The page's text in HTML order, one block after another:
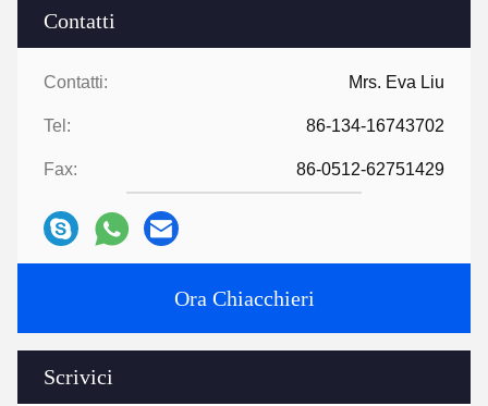
Contatti
Contatti: Mrs. Eva Liu
Tel: 86-134-16743702
Fax: 86-0512-62751429
Ora Chiacchieri
Scrivici